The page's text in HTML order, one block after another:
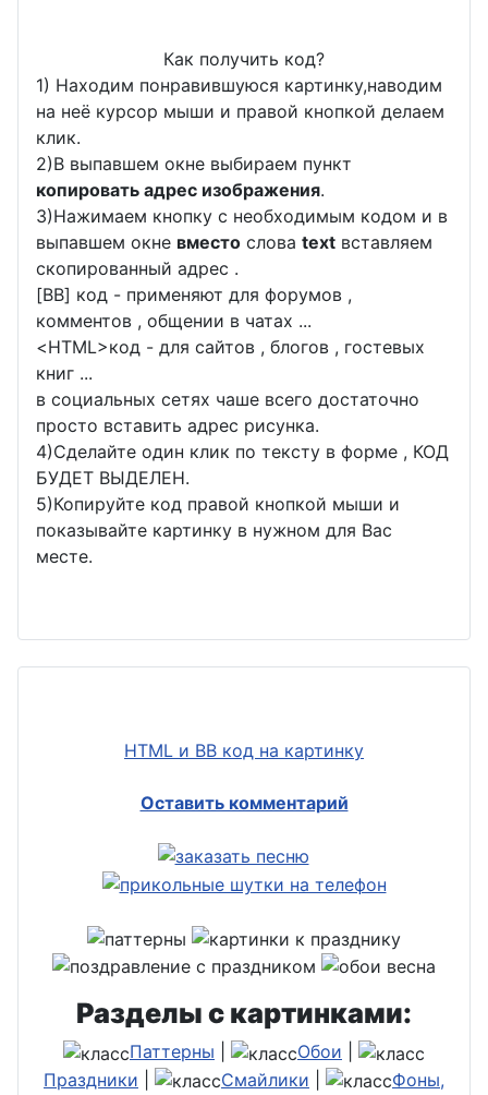
Как получить код?
1) Находим понравившуюся картинку,наводим
на неё курсор мыши и правой кнопкой делаем
клик.
2)В выпавшем окне выбираем пункт
копировать адрес изображения.
3)Нажимаем кнопку с необходимым кодом и в
выпавшем окне вместо слова text вставляем
скопированный адрес .
[BB] код - применяют для форумов ,
комментов , общении в чатах ...
<HTML>код - для сайтов , блогов , гостевых
книг ...
в социальных сетях чаше всего достаточно
просто вставить адрес рисунка.
4)Сделайте один клик по тексту в форме , КОД
БУДЕТ ВЫДЕЛЕН.
5)Копируйте код правой кнопкой мыши и
показывайте картинку в нужном для Вас
месте.
HTML и BB код на картинку
Оставить комментарий
Разделы с картинками:
Паттерны Обои
Праздники
Смайлики
Фоны,